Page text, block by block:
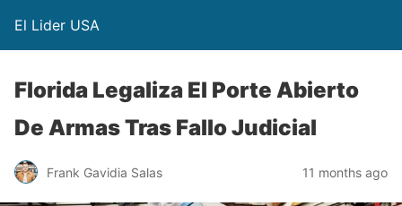
El Lider USA
Florida Legaliza El Porte Abierto
De Armas Tras Fallo Judicial
Frank Gavidia Salas 11 months ago